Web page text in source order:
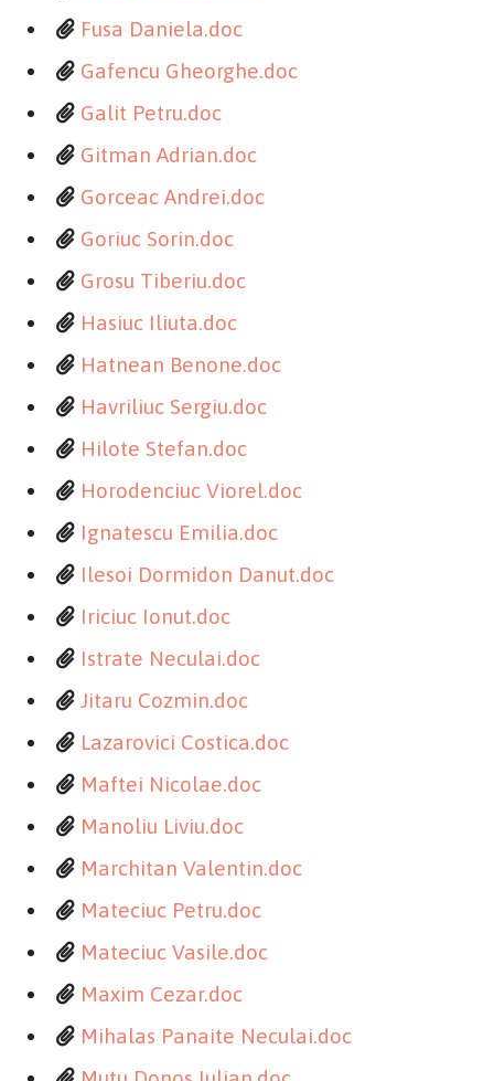
Fusa Daniela.doc
Gafencu Gheorghe.doc
Galit Petru.doc
Gitman Adrian.doc
Gorceac Andrei.doc
Goriuc Sorin.doc
Grosu Tiberiu.doc
Hasiuc Iliuta.doc
Hatnean Benone.doc
Havriliuc Sergiu.doc
Hilote Stefan.doc
Horodenciuc Viorel.doc
Ignatescu Emilia.doc
Ilesoi Dormidon Danut.doc
Iriciuc Ionut.doc
Istrate Neculai.doc
Jitaru Cozmin.doc
Lazarovici Costica.doc
Maftei Nicolae.doc
Manoliu Liviu.doc
Marchitan Valentin.doc
Mateciuc Petru.doc
Mateciuc Vasile.doc
Maxim Cezar.doc
Mihalas Panaite Neculai.doc